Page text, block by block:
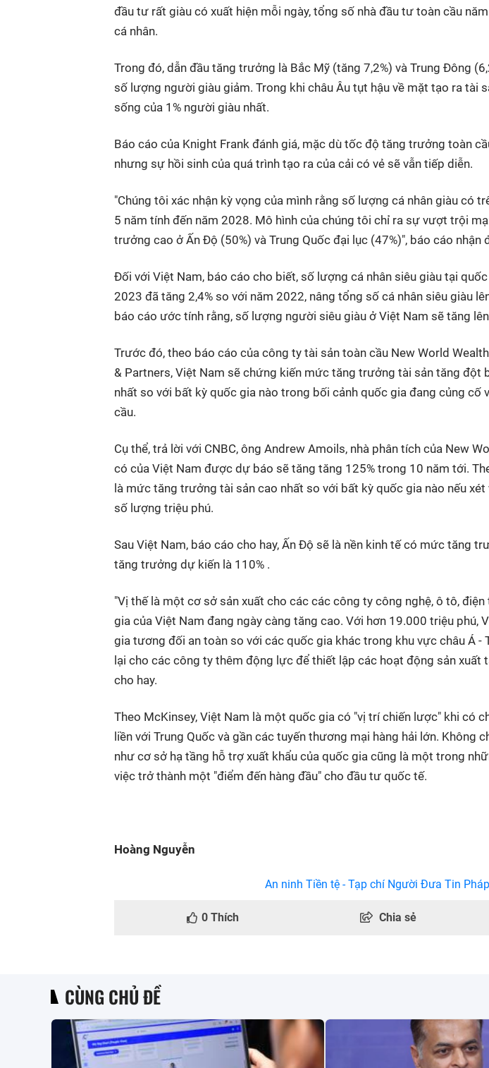
đầu tư rất giàu có xuất hiện mỗi ngày, tổng số nhà đầu tư toàn cầu
cá nhân.
Trong đó, dẫn đầu tăng trưởng là Bắc Mỹ (tăng 7,2%) và Trung Đông
số lượng người giàu giảm. Trong khi châu Âu tụt hậu về mặt tạo ra tài
sống của 1% người giàu nhất.
Báo cáo của Knight Frank đánh giá, mặc dù tốc độ tăng trưởng toàn
nhưng sự hồi sinh của quá trình tạo ra của cải có vẻ sẽ vẫn tiếp diễn.
"Chúng tôi xác nhận kỳ vọng của mình rằng số lượng cá nhân giàu có
5 năm tính đến năm 2028. Mô hình của chúng tôi chỉ ra sự vượt trội
trưởng cao ở Ấn Độ (50%) và Trung Quốc đại lục (47%)", báo cáo nhận
Đối với Việt Nam, báo cáo cho biết, số lượng cá nhân siêu giàu tại
2023 đã tăng 2,4% so với năm 2022, nâng tổng số cá nhân siêu giàu
báo cáo ước tính rằng, số lượng người siêu giàu ở Việt Nam sẽ tăng
Trước đó, theo báo cáo của công ty tài sản toàn cầu New World
& Partners, Việt Nam sẽ chứng kiến mức tăng trưởng tài sản tăng đột
nhất so với bất kỳ quốc gia nào trong bối cảnh quốc gia đang củng cố
cầu.
Cụ thể, trả lời với CNBC, ông Andrew Amoils, nhà phân tích của New
có của Việt Nam được dự báo sẽ tăng tăng 125% trong 10 năm tới.
là mức tăng trưởng tài sản cao nhất so với bất kỳ quốc gia nào nếu xét
số lượng triệu phú.
Sau Việt Nam, báo cáo cho hay, Ấn Độ sẽ là nền kinh tế có mức tăng
tăng trưởng dự kiến là 110% .
"Vị thế là một cơ sở sản xuất cho các các công ty công nghệ, ô tô,
gia của Việt Nam đang ngày càng tăng cao. Với hơn 19.000 triệu phú,
gia tương đối an toàn so với các quốc gia khác trong khu vực châu Á -
lại cho các công ty thêm động lực để thiết lập các hoạt động sản xuất
cho hay.
Theo McKinsey, Việt Nam là một quốc gia có "vị trí chiến lược" khi có
liền với Trung Quốc và gần các tuyến thương mại hàng hải lớn. Không
như cơ sở hạ tầng hỗ trợ xuất khẩu của quốc gia cũng là một trong
việc trở thành một "điểm đến hàng đầu" cho đầu tư quốc tế.
Hoàng Nguyễn
An ninh Tiền tệ - Tạp chí Người Đưa Tin
0 Thích Chia sẻ
CÙNG CHỦ ĐỀ